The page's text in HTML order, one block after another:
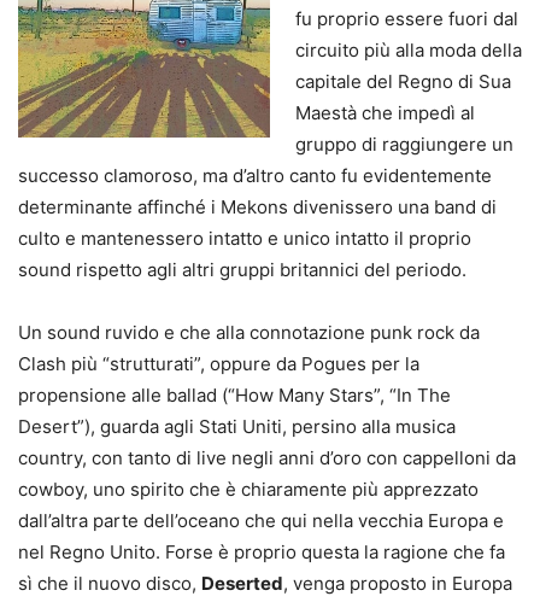
fu proprio essere fuori dal
circuito più alla moda della
capitale del Regno di Sua
Maestà che impedì al
gruppo di raggiungere un
successo clamoroso, ma d’altro canto fu evidentemente
determinante affinché i Mekons divenissero una band di
culto e mantenessero intatto e unico intatto il proprio
sound rispetto agli altri gruppi britannici del periodo.
Un sound ruvido e che alla connotazione punk rock da
Clash più “strutturati”, oppure da Pogues per la
propensione alle ballad (“How Many Stars”, “In The
Desert”), guarda agli Stati Uniti, persino alla musica
country, con tanto di live negli anni d’oro con cappelloni da
cowboy, uno spirito che è chiaramente più apprezzato
dall’altra parte dell’oceano che qui nella vecchia Europa e
nel Regno Unito. Forse è proprio questa la ragione che fa
sì che il nuovo disco, Deserted, venga proposto in Europa